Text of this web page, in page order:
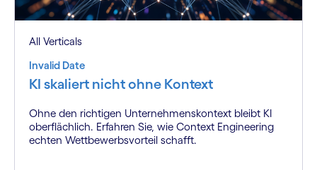
All Verticals
Invalid Date
KI skaliert nicht ohne Kontext
Ohne den richtigen Unternehmenskontext bleibt KI
oberflächlich. Erfahren Sie, wie Context Engineering
echten Wettbewerbsvorteil schafft.